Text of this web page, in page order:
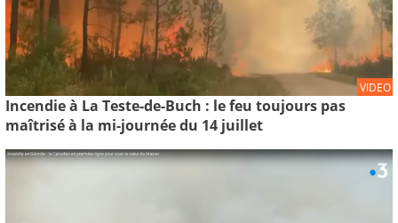
VIDEO
Incendie à La Teste-de-Buch : le feu toujours pas
maîtrisé à la mi-journée du 14 juillet